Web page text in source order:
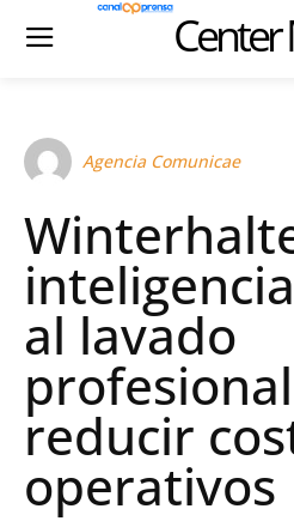
Center
Agencia Comunicae
al lavado
reducir
operativos